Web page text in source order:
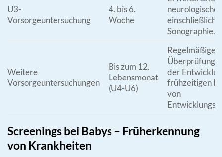
U3-
Vorsorgeuntersuchung
4. bis 6.
Woche
neurologische
einschließlich
Sonographie.
Weitere
Vorsorgeuntersuchungen
Bis zum 12.
Lebensmonat
(U4-U6)
Regelmäßige
der
frühzeitigen
von
Screenings bei Babys – Früherkennung
von Krankheiten